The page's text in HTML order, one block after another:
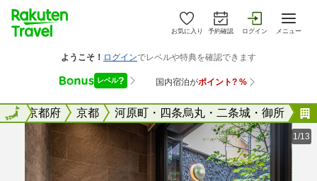
お気に入り 予約確認 ログイン メニュー
全国京都府 京都 河原町・四条烏丸・二条城・御所
全国
1/13